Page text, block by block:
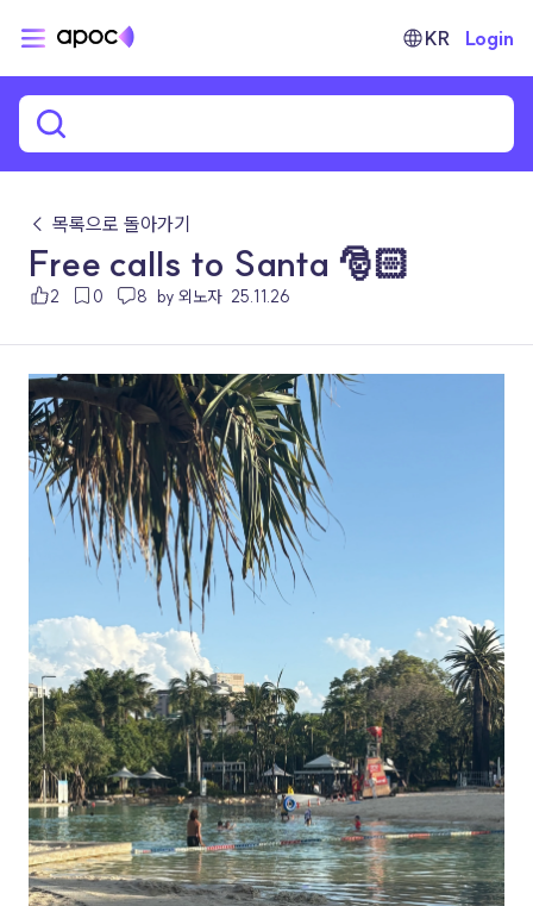
KR Login
← 목록으로 돌아가기
Free calls to Santa 🎅🏻
2 0 8 by 외노자 25.11.26